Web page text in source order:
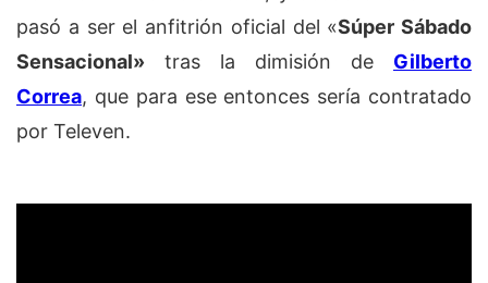
pasó a ser el anfitrión oficial del «Súper Sábado
Sensacional» tras la dimisión de Gilberto
Correa, que para ese entonces sería contratado
por Televen.